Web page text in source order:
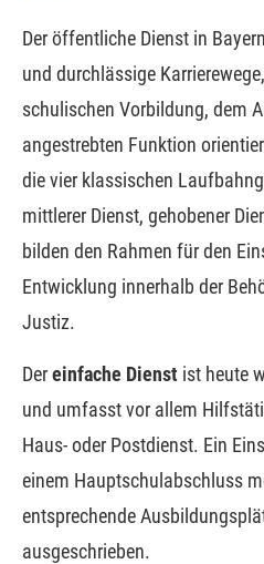
Der öffentliche Dienst in
und durchlässige
schulischen Vorbildung, dem
angestrebten Funktion
die vier klassischen
mittlerer Dienst, gehobener
bilden den Rahmen für den
Entwicklung innerhalb der
Justiz.
Dereinfache Dienst ist heute
und umfasst vor allem
Haus- oder Postdienst. Ein
einem Hauptschulabschluss
entsprechende
ausgeschrieben.